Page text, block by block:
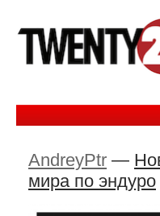
AndreyPtr —
мира по эндуро